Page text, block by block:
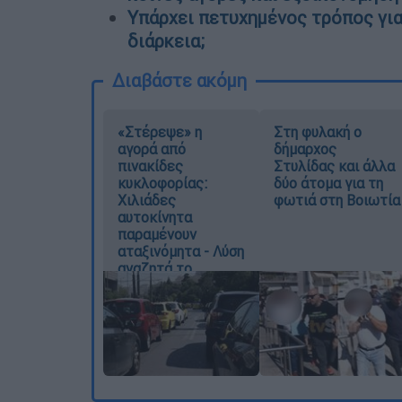
Υπάρχει πετυχημένος τρόπος
διάρκεια;
Διαβάστε ακόμη
«Στέρεψε» η
αγορά από
πινακίδες
κυκλοφορίας:
Χιλιάδες
αυτοκίνητα
παραμένουν
αταξινόμητα - Λύση
αναζητά το
υπουργείο
Στη φυλακή ο
δήμαρχος
Στυλίδας και άλλα
δύο άτομα για τη
φωτιά στη Βοιωτία